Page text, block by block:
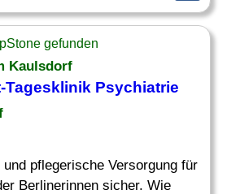
gefunden
Kaulsdorf
Tagesklinik Psychiatrie
pflegerische Versorgung für
Berlinerinnen sicher. Wie